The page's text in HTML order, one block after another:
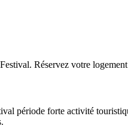
Réservez votre
période forte activité